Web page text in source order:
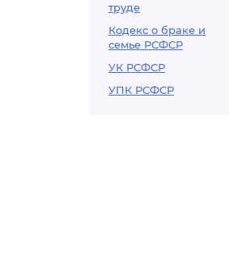
труде
Кодекс о браке и
семье РСФСР
УК РСФСР
УПК РСФСР